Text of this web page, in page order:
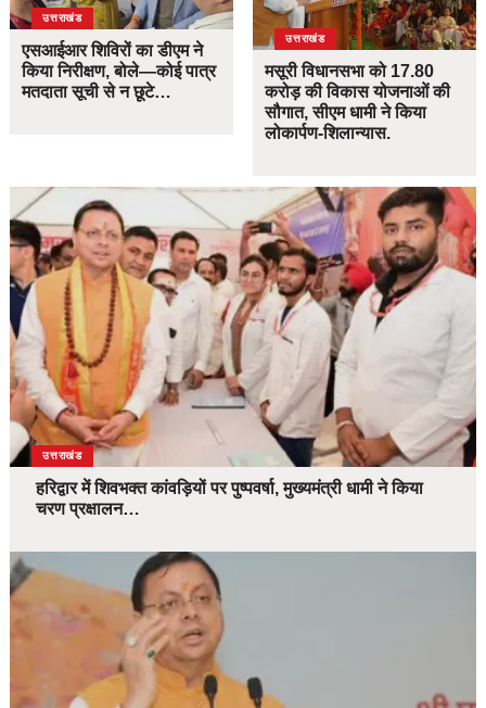
उत्तराखंड
एसआईआर शिविरों का डीएम ने
किया निरीक्षण, बोले—कोई पात्र
मतदाता सूची से न छूटे…
उत्तराखंड
मसूरी विधानसभा को 17.80
करोड़ की विकास योजनाओं की
सौगात, सीएम धामी ने किया
लोकार्पण-शिलान्यास.
उत्तराखंड
हरिद्वार में शिवभक्त कांवड़ियों पर पुष्पवर्षा, मुख्यमंत्री धामी ने किया
चरण प्रक्षालन…